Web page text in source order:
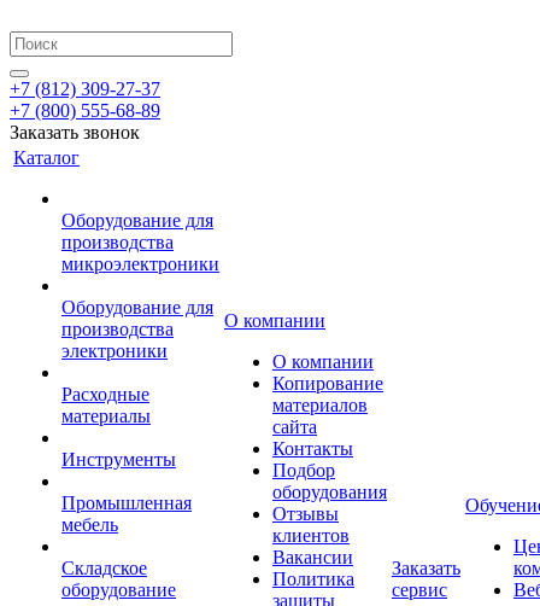
+7 (812) 309-27-37
+7 (800) 555-68-89
Заказать звонок
Каталог
Оборудование для
производства
микроэлектроники
Оборудование для
производства
электроники
Расходные
материалы
Инструменты
Промышленная
мебель
Складское
оборудование
О компании
О компании
Копирование
материалов
сайта
Контакты
Подбор
оборудования
Отзывы
клиентов
Вакансии
Политика
защиты
Заказать
сервис